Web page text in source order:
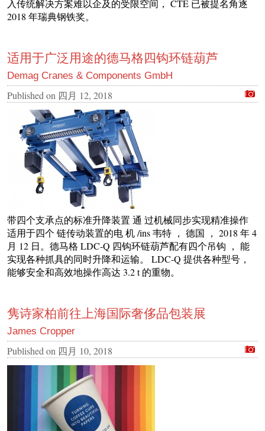
入传统解决方案难以企及的受限空间， CTE 已被提名角逐
2018 年瑞典钢铁奖。
适用于广泛用途的德马格四钩环链葫芦
Demag Cranes & Components GmbH
Published on 四月 12, 2018
带四个支承点的标准升降装置 通 过机械同步实现精准操作
适用于四个 链传动装置的电 机 /ins 韦特 ， 德国 ， 2018 年 4
月 12 日。德马格 LDC-Q 四钩环链葫芦配有四个吊钩 ， 能
实现各种抓具的同时升降和运输。 LDC-Q 提供各种型号，
能够安全和高效地操作高达 3.2 t 的重物。
隽诗家柏前往上海国际奢侈品包装展
James Cropper
Published on 四月 10, 2018